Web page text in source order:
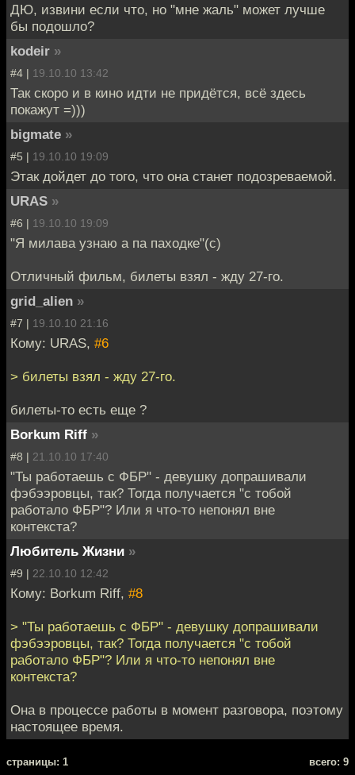
ДЮ, извини если что, но "мне жаль" может лучше
бы подошло?
kodeir »
#4 | 19.10.10 13:42
Так скоро и в кино идти не придётся, всё здесь
покажут =)))
bigmate »
#5 | 19.10.10 19:09
Этак дойдет до того, что она станет подозреваемой.
URAS »
#6 | 19.10.10 19:09
"Я милава узнаю а па паходке"(с)
Отличный фильм, билеты взял - жду 27-го.
grid_alien »
#7 | 19.10.10 21:16
Кому: URAS, #6
> билеты взял - жду 27-го.
билеты-то есть еще ?
Borkum Riff »
#8 | 21.10.10 17:40
"Ты работаешь с ФБР" - девушку допрашивали
фэбээровцы, так? Тогда получается "с тобой
работало ФБР"? Или я что-то непонял вне
контекста?
Любитель Жизни »
#9 | 22.10.10 12:42
Кому: Borkum Riff, #8
> "Ты работаешь с ФБР" - девушку допрашивали
фэбээровцы, так? Тогда получается "с тобой
работало ФБР"? Или я что-то непонял вне
контекста?
Она в процессе работы в момент разговора, поэтому
настоящее время.
cтраницы: 1 всего: 9